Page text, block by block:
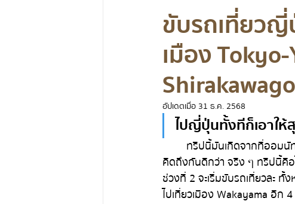
HOTEL IN THAILAND
REVIEW AIRLINES TRAVEL NEW
HOTEL IN ASIA
ขับรถเที่ยว
เมือง
อัปเดตเมื่อ 31 ธ.ค. 2568
ไปญี่ปุ่นทั้งทีก็เอาให้
คิดถึงกันดีกว่า จริง ๆ ทริปนี้คือ
ช่วงที่ 2 จะเริ่มขับรถเที่ยวละ
ไปเที่ยวเมือง Wakayama อีก